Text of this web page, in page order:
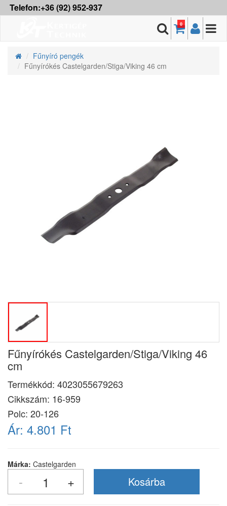
Telefon:+36 (92) 952-937
0
Fűnyíró pengék
Fűnyírókés Castelgarden/Stiga/Viking 46 cm
Fűnyírókés Castelgarden/Stiga/Viking 46
cm
Termékkód: 4023055679263
Cikkszám: 16-959
Polc: 20-126
Ár: 4.801 Ft
Márka: Castelgarden